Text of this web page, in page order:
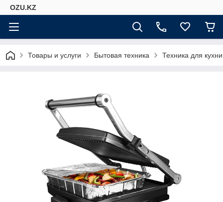
OZU.KZ
Товары и услуги Бытовая техника Техника для кухни